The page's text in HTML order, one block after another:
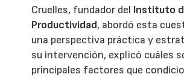
Cruelles, fundador del Instituto
Productividad, abordó esta
una perspectiva práctica y
su intervención, explicó cuáles
principales factores que